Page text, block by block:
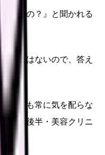
いるの？』と聞かれる
けではないので、答え
目にも常に気を配らな
20代後半・美容クリニ